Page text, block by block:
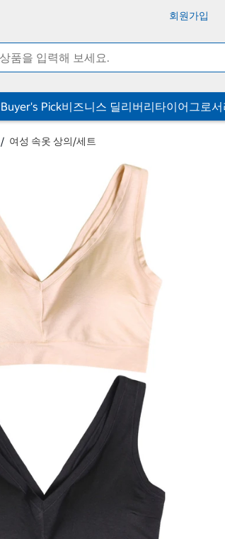
회원가입
Buyer's Pick비즈니스 딜리버리타이어그로서
여성 속옷 상의/세트